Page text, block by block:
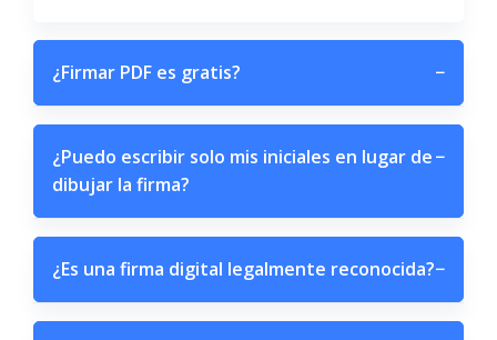
¿Firmar PDF es gratis? −
¿Puedo escribir solo mis iniciales en lugar de
dibujar la firma?
−
¿Es una firma digital legalmente reconocida?−